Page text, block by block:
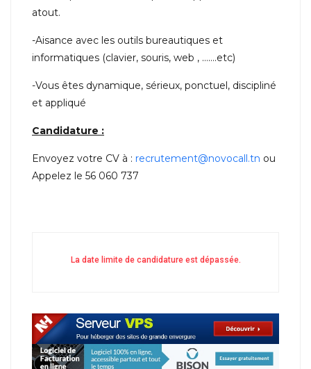
atout.
-Aisance avec les outils bureautiques et
informatiques (clavier, souris, web , …….etc)
-Vous êtes dynamique, sérieux, ponctuel, discipliné
et appliqué
Candidature :
Envoyez votre CV à : recrutement@novocall.tn ou
Appelez le 56 060 737
La date limite de candidature est dépassée.